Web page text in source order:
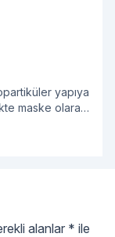
yapıya
maske olarak
alanlar * ile